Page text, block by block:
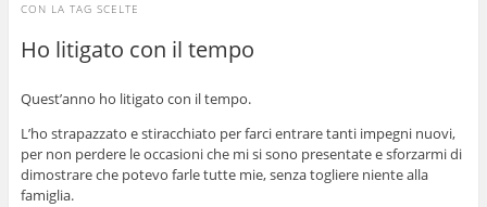
CON LA TAG SCELTE
Ho litigato con il tempo
Quest’anno ho litigato con il tempo.
L’ho strapazzato e stiracchiato per farci entrare tanti impegni nuovi,
per non perdere le occasioni che mi si sono presentate e sforzarmi di
dimostrare che potevo farle tutte mie, senza togliere niente alla
famiglia.